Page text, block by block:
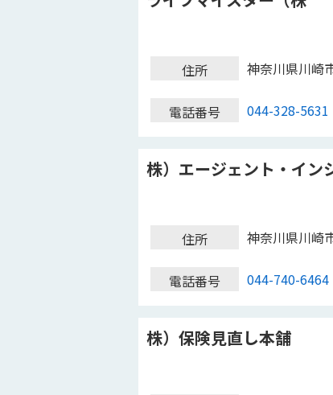
住所 神奈川県川崎
電話番号 044-328-5631
株）エージェント・イン
住所 神奈川県川崎
電話番号 044-740-6464
株）保険見直し本舗